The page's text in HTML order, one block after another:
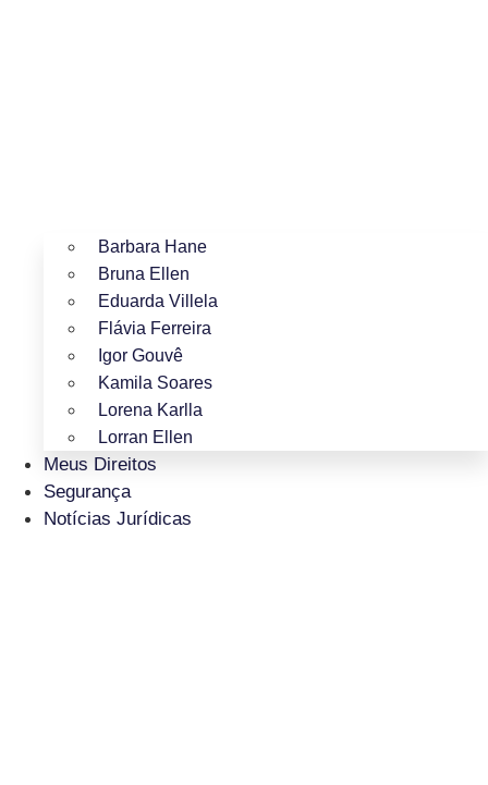
Barbara Hane
Bruna Ellen
Eduarda Villela
Flávia Ferreira
Igor Gouvê
Kamila Soares
Lorena Karlla
Lorran Ellen
Meus Direitos
Segurança
Notícias Jurídicas